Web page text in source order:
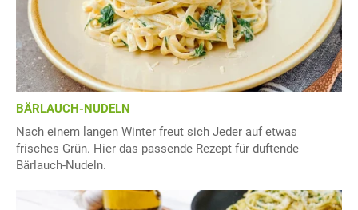
BÄRLAUCH-NUDELN
Nach einem langen Winter freut sich Jeder auf etwas
frisches Grün. Hier das passende Rezept für duftende
Bärlauch-Nudeln.